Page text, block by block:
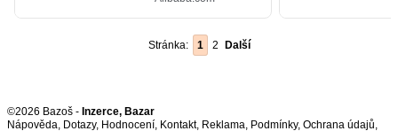
Stránka: 1 2 Další
©2026 Bazoš - Inzerce, Bazar
Nápověda, Dotazy, Hodnocení, Kontakt, Reklama, Podmínky, Ochrana údajů,